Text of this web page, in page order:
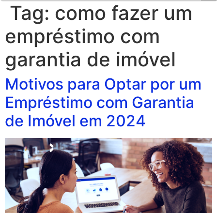
Tag: como fazer um
empréstimo com
garantia de imóvel
Motivos para Optar por um
Empréstimo com Garantia
de Imóvel em 2024